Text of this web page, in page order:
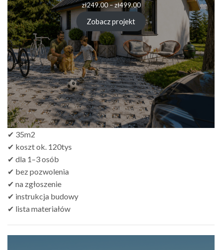
zł249.00–zł499.00
Zobacz projekt
✔ 35m2
✔ koszt ok. 120tys
✔ dla 1–3 osób
✔ bez pozwolenia
✔ na zgłoszenie
✔ instrukcja budowy
✔ lista materiałów